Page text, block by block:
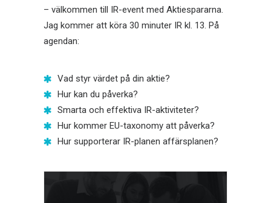
– välkommen till IR-event med Aktiespararna.
Jag kommer att köra 30 minuter IR kl. 13. På
agendan:
Vad styr värdet på din aktie?
Hur kan du påverka?
Smarta och effektiva IR-aktiviteter?
Hur kommer EU-taxonomy att påverka?
Hur supporterar IR-planen affärsplanen?